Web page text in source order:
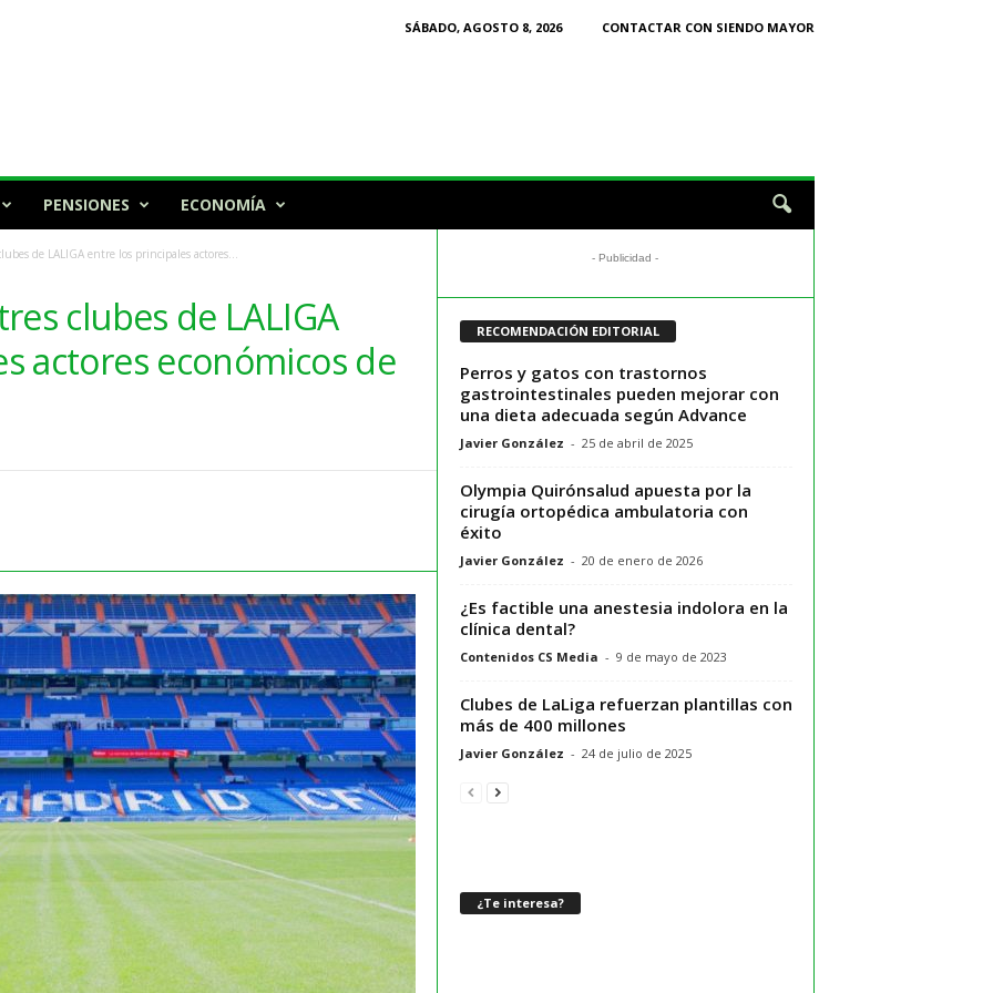
SÁBADO, AGOSTO 8, 2026
CONTACTAR CON SIENDO MAYOR
PENSIONES ECONOMÍA
de LALIGA entre los principales actores...
clubes de LALIGA
actores económicos de
- Publicidad -
RECOMENDACIÓN EDITORIAL
Perros y gatos con trastornos
gastrointestinales pueden mejorar con
una dieta adecuada según Advance
Javier González - 25 de abril de 2025
Olympia Quirónsalud apuesta por la
cirugía ortopédica ambulatoria con
éxito
Javier González - 20 de enero de 2026
¿Es factible una anestesia indolora en la
clínica dental?
Contenidos CS Media - 9 de mayo de 2023
Clubes de LaLiga refuerzan plantillas con
más de 400 millones
Javier González - 24 de julio de 2025
¿Te interesa?